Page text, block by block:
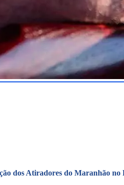
dos Atiradores do Maranhão no